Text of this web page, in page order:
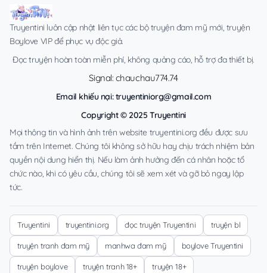
Truyentini luôn cập nhật liên tục các bộ truyện đam mỹ mới, truyện
Boylove VIP để phục vụ độc giả.
Đọc truyện hoàn toàn miễn phí, không quảng cáo, hỗ trợ đa thiết bị.
Signal: chauchau774.74
Email khiếu nại:truyentiniorg@gmail.com
Copyright © 2025 Truyentini
Mọi thông tin và hình ảnh trên website truyentini.org đều được sưu
tầm trên Internet. Chúng tôi không sở hữu hay chịu trách nhiệm bản
quyền nội dung hiển thị. Nếu làm ảnh hưởng đến cá nhân hoặc tổ
chức nào, khi có yêu cầu, chúng tôi sẽ xem xét và gỡ bỏ ngay lập
tức.
Truyentini truyentini.org đọc truyện Truyentini truyện bl
truyện tranh đam mỹ manhwa đam mỹ boylove Truyentini
truyện boylove truyện tranh 18+ truyện 18+